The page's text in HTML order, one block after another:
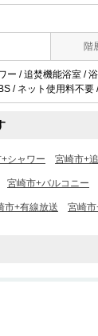
階
ー / 追焚機能浴室 /
/ ネット使用料不
シャワー 宮崎市+
宮崎市+バルコニー
市+有線放送 宮崎